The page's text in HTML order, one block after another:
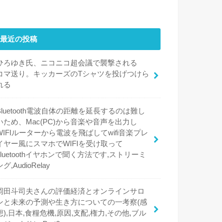
最近の投稿
ろゆき氏、ニコニコ超会議で襲撃される
マ送り。キッカーズのTシャツを投げつけら
る
電波自体の距離を延長するのは難し
ため、Mac(PC)から音楽や音声を出力し
ルーターから電波を飛ばしてwifi音楽プレ
ヤー風にスマホでWIFIを受け取って
イヤホンで聞く方法です,ストリーミ
グ,AudioRelay
田斗司夫さんの評価経済とオンラインサロ
と未来の予測や生き方についての一考察(感
),日本,食糧危機,原因,支配,権力,その他,ブル